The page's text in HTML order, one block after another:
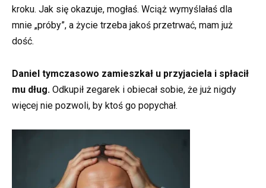
kroku. Jak się okazuje, mogłaś. Wciąż wymyślałaś dla
mnie „próby”, a życie trzeba jakoś przetrwać, mam już
dość.
Daniel tymczasowo zamieszkał u przyjaciela i spłacił
mu dług. Odkupił zegarek i obiecał sobie, że już nigdy
więcej nie pozwoli, by ktoś go popychał.